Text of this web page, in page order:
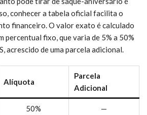
conhecer a tabela oficial facilita o
financeiro. O valor exato é calculado
percentual fixo, que varia de 5% a 50%
acrescido de uma parcela adicional.
Alíquota
Parcela
Adicional
50% —